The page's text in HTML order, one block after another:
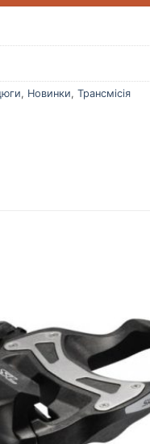
, Новинки, Трансмісія